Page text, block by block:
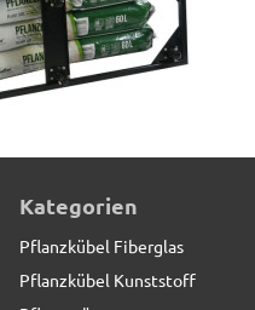
Kategorien
Pflanzkübel Fiberglas
Pflanzkübel Kunststoff